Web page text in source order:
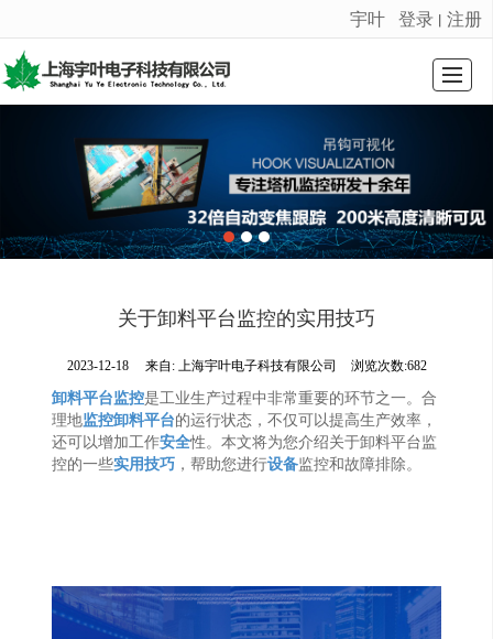
很遗憾，因您的浏览器版本过低导致无法获得最佳浏览体验，推荐下载安装谷歌浏览器！
宇叶 登录 丨 注册
留言反馈
关于卸料平台监控的实用技巧
2023-12-18 来自: 上海宇叶电子科技有限公司 浏览次数:682
卸料平台监控是工业生产过程中非常重要的环节之一。合
理地监控卸料平台的运行状态，不仅可以提高生产效率，
还可以增加工作安全性。本文将为您介绍关于卸料平台监
控的一些实用技巧 ，帮助您进行设备监控和故障排除。